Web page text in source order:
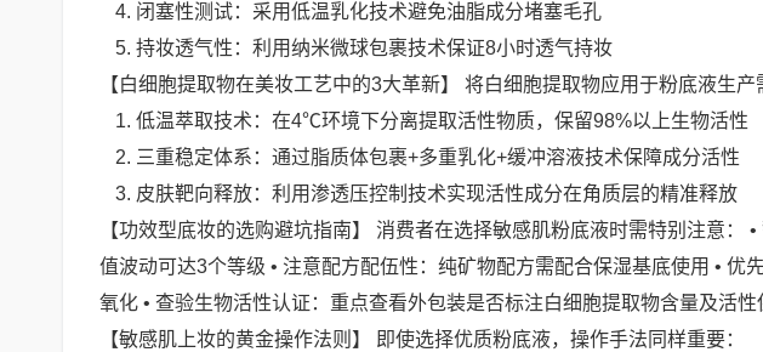
闭塞性测试：采用低温乳化技术避免油脂成分堵塞毛孔
持妆透气性：利用纳米微球包裹技术保证8小时透气持妆
【白细胞提取物在美妆工艺中的3大革新】 将白细胞提取物应用于粉底液生产
低温萃取技术：在4℃环境下分离提取活性物质，保留98%以上生物活性
三重稳定体系：通过脂质体包裹+多重乳化+缓冲溶液技术保障成分活性
皮肤靶向释放：利用渗透压控制技术实现活性成分在角质层的精准释放
【功效型底妆的选购避坑指南】 消费者在选择敏感肌粉底液时需特别注意：
值波动可达3个等级 • 注意配方配伍性：纯矿物配方需配合保湿基底使用 • 优
氧化 • 查验生物活性认证：重点查看外包装是否标注白细胞提取物含量及活性
【敏感肌上妆的黄金操作法则】 即使选择优质粉底液，操作手法同样重要：